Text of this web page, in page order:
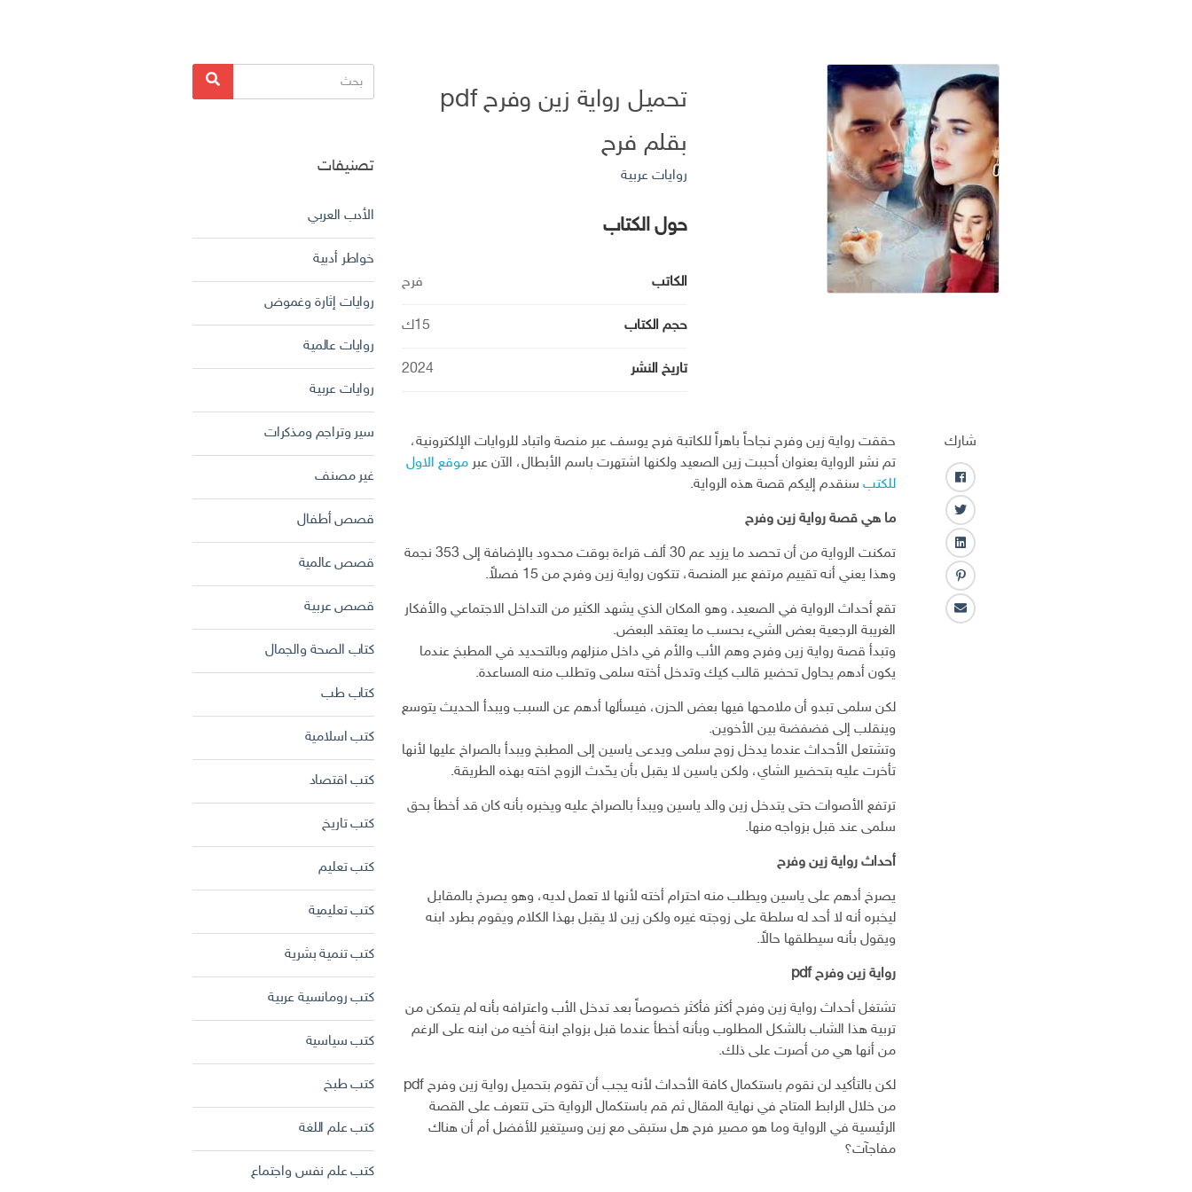
تحميل رواية زين وفرح pdf
بقلم فرح
روايات عربية
حول الكتاب
الكاتب فرح
حجم الكتاب 15ك
تاريخ النشر 2024
شارك
ف
ا
ي
س
ب
و
ك
ت
و
ي
ت
ر
ل
ي
ن
ك
ـ
ب
ن
تا
حققت رواية زين وفرح نجاحاً باهراً للكاتبة فرح يوسف عبر منصة واتباد للروايات الإلكترونية،
تم نشر الرواية بعنوان أحببت زين الصعيد ولكنها اشتهرت باسم الأبطال، الآن عبرموقع الاول
للكتب سنقدم إليكم قصة هذه الرواية.
ما هي قصة رواية زين وفرح
تمكنت الرواية من أن تحصد ما يزيد عم 30 ألف قراءة بوقت محدود بالإضافة إلى 353 نجمة
وهذا يعني أنه تقييم مرتفع عبر المنصة، تتكون رواية زين وفرح من 15 فصلاً.
تقع أحداث الرواية في الصعيد، وهو المكان الذي يشهد الكثير من التداخل الاجتماعي والأفكار
الغريبة الرجعية بعض الشيء بحسب ما يعتقد البعض.
وتبدأ قصة رواية زين وفرح وهم الأب والأم في داخل منزلهم وبالتحديد في المطبخ عندما
يكون أدهم يحاول تحضير قالب كيك وتدخل أخته سلمى وتطلب منه المساعدة.
لكن سلمى تبدو أن ملامحها فيها بعض الحزن، فيسألها أدهم عن السبب ويبدأ الحديث يتوسع
وينقلب إلى فضفضة بين الأخوين.
وتشتعل الأحداث عندما يدخل زوج سلمى ويدعى ياسين إلى المطبخ ويبدأ بالصراخ عليها لأنها
تأخرت عليه بتحضير الشاي، ولكن ياسين لا يقبل بأن يحّدث الزوج اخته بهذه الطريقة.
ترتفع الأصوات حتى يتدخل زين والد ياسين ويبدأ بالصراخ عليه ويخبره بأنه كان قد أخطأ بحق
سلمى عند قبل بزواجه منها.
أحداث رواية زين وفرح
يصرخ أدهم على ياسين ويطلب منه احترام أخته لأنها لا تعمل لديه، وهو يصرخ بالمقابل
ليخبره أنه لا أحد له سلطة على زوجته غيره ولكن زين لا يقبل بهذا الكلام ويقوم بطرد ابنه
ويقول بأنه سيطلقها حالاً.
رواية زين وفرح pdf
تشتغل أحداث رواية زين وفرح أكثر فأكثر خصوصاً بعد تدخل الأب واعترافه بأنه لم يتمكن من
تربية هذا الشاب بالشكل المطلوب وبأنه أخطأ عندما قبل بزواج ابنة أخيه من ابنه على الرغم
من أنها هي من أصرت على ذلك.
لكن بالتأكيد لن نقوم باستكمال كافة الأحداث لأنه يجب أن تقوم بتحميل رواية زين وفرح pdf
من خلال الرابط المتاح في نهاية المقال ثم قم باستكمال الرواية حتى تتعرف على القصة
الرئيسية في الرواية وما هو مصير فرح هل ستبقى مع زين وسيتغير للأفضل أم أن هناك
مفاجآت؟
البحث
عن:
بحث
تصنيفات
الأدب العربي
خواطر أدبية
روايات إثارة وغموض
روايات عالمية
روايات عربية
سير وتراجم ومذكرات
غير مصنف
قصص أطفال
قصص عالمية
قصص عربية
كتاب الصحة والجمال
كتاب طب
كتب اسلامية
كتب اقتصاد
كتب تاريخ
كتب تعليم
كتب تعليمية
كتب تنمية بشرية
كتب رومانسية عربية
كتب سياسية
كتب طبخ
كتب علم اللغة
كتب علم نفس واجتماع